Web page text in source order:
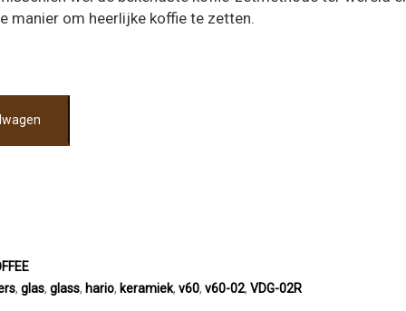
manier om heerlijke koffie te zetten.
, glas, glass, hario, keramiek, v60, v60-02, VDG-02R